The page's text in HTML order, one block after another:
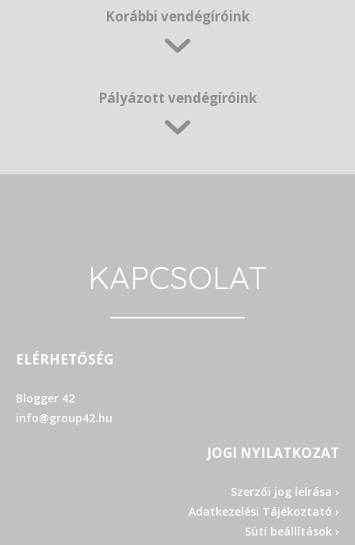
Korábbi vendégíróink
Pályázott vendégíróink
KAPCSOLAT
ELÉRHETŐSÉG
Blogger 42
info@group42.hu
JOGI NYILATKOZAT
Szerzői jog leírása ›
Adatkezelési Tájékoztató ›
Süti beállítások ›